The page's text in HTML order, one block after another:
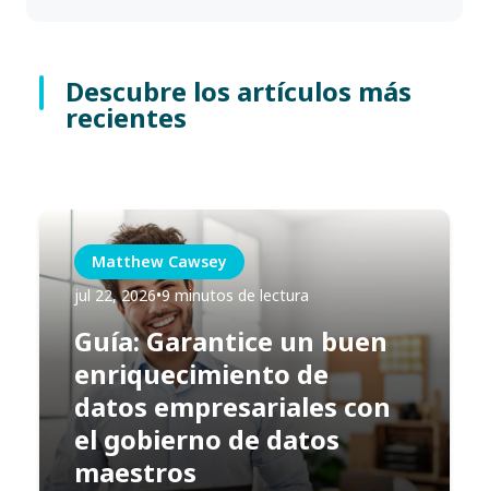
Descubre los artículos más
recientes
Matthew Cawsey
jul 22, 2026•9 minutos de lectura
Guía: Garantice un buen
enriquecimiento de
datos empresariales con
el gobierno de datos
maestros